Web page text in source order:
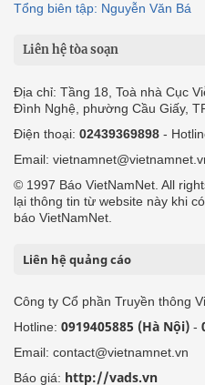
Tổng biên tập: Nguyễn Văn Bá
Liên hệ tòa soạn
Địa chỉ: Tầng 18, Toà nhà Cục
Đình Nghệ, phường Cầu Giấy,
Điện thoại: 02439369898 -
Email:
© 1997 Báo VietNamNet. All
lại thông tin từ website này khi
báo VietNamNet.
Liên hệ quảng cáo
Công ty Cổ phần Truyền thông
Hotline: 0919405885 (Hà Nội) -
Email: contact@vietnamnet.vn
Báo giá: http://vads.vn